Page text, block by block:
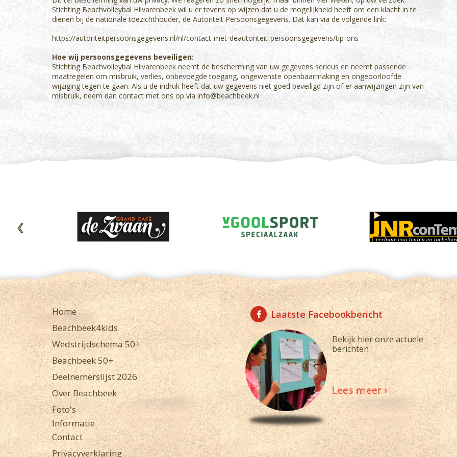
Stichting Beachvolleybal Hilvarenbeek wil u er tevens op wijzen dat u de mogelijkheid heeft om een klacht in te
dienen bij de nationale toezichthouder, de Autoriteit Persoonsgegevens. Dat kan via de volgende link:
https://autoriteitpersoonsgegevens.nl/nl/contact-met-deautoriteit-persoonsgegevens/tip-ons
Hoe wij persoonsgegevens beveiligen:
Stichting Beachvolleybal Hilvarenbeek neemt de bescherming van uw gegevens serieus en neemt passende
maatregelen om misbruik, verlies, onbevoegde toegang, ongewenste openbaarmaking en ongeoorloofde
wijziging tegen te gaan. Als u de indruk heeft dat uw gegevens niet goed beveiligd zijn of er aanwijzingen zijn van
misbruik, neem dan contact met ons op via info@beachbeek.nl
<
Home
Beachbeek4kids
Wedstrijdschema 50+
Beachbeek 50+
Deelnemerslijst 2026
Over Beachbeek
Foto's
Informatie
Contact
Privacyverklaring
Laatste Facebookbericht
Bekijk hier onze actuele
berichten
Lees meer >